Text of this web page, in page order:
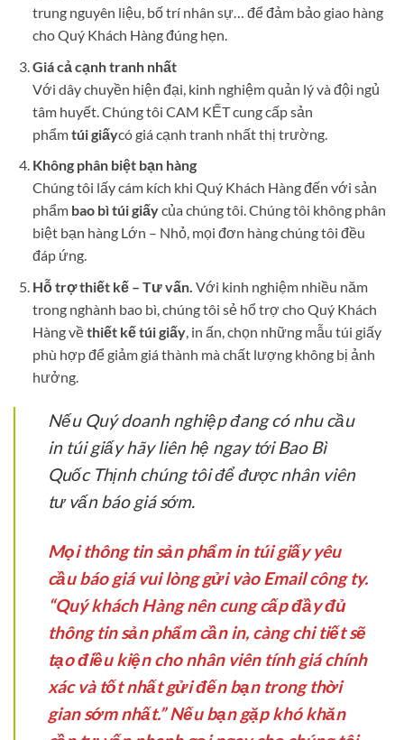
trung nguyên liệu, bố trí nhân sự… để đảm bảo giao hàng
cho Quý Khách Hàng đúng hẹn.
Giá cả cạnh tranh nhất
Với dây chuyền hiện đại, kinh nghiệm quản lý và đội ngủ
tâm huyết. Chúng tôi CAM KẾT cung cấp sản
phẩmtúi giấycó giá cạnh tranh nhất thị trường.
Không phân biệt bạn hàng
Chúng tôi lấy cám kích khi Quý Khách Hàng đến với sản
phẩm bao bì túi giấycủa chúng tôi. Chúng tôi không phân
biệt bạn hàng Lớn – Nhỏ, mọi đơn hàng chúng tôi đều
đáp ứng.
Hỗ trợ thiết kế – Tư vấn. Với kinh nghiệm nhiều năm
trong nghành bao bì, chúng tôi sẻ hổ trợ cho Quý Khách
Hàng vềthiết kế túi giấy, in ấn, chọn những mẫu túi giấy
phù hợp để giảm giá thành mà chất lượng không bị ảnh
hưởng.
Nếu Quý doanh nghiệp đang có nhu cầu
in túi giấy hãy liên hệ ngay tới Bao Bì
Quốc Thịnh chúng tôi để được nhân viên
tư vấn báo giá sớm.
Mọi thông tin sản phẩm in túi giấy yêu
cầu báo giá vui lòng gửi vào Email công ty.
“Quý khách Hàng nên cung cấp đầy đủ
thông tin sản phẩm cần in, càng chi tiết sẽ
tạo điều kiện cho nhân viên tính giá chính
xác và tốt nhất gửi đến bạn trong thời
gian sớm nhất.” Nếu bạn gặp khó khăn